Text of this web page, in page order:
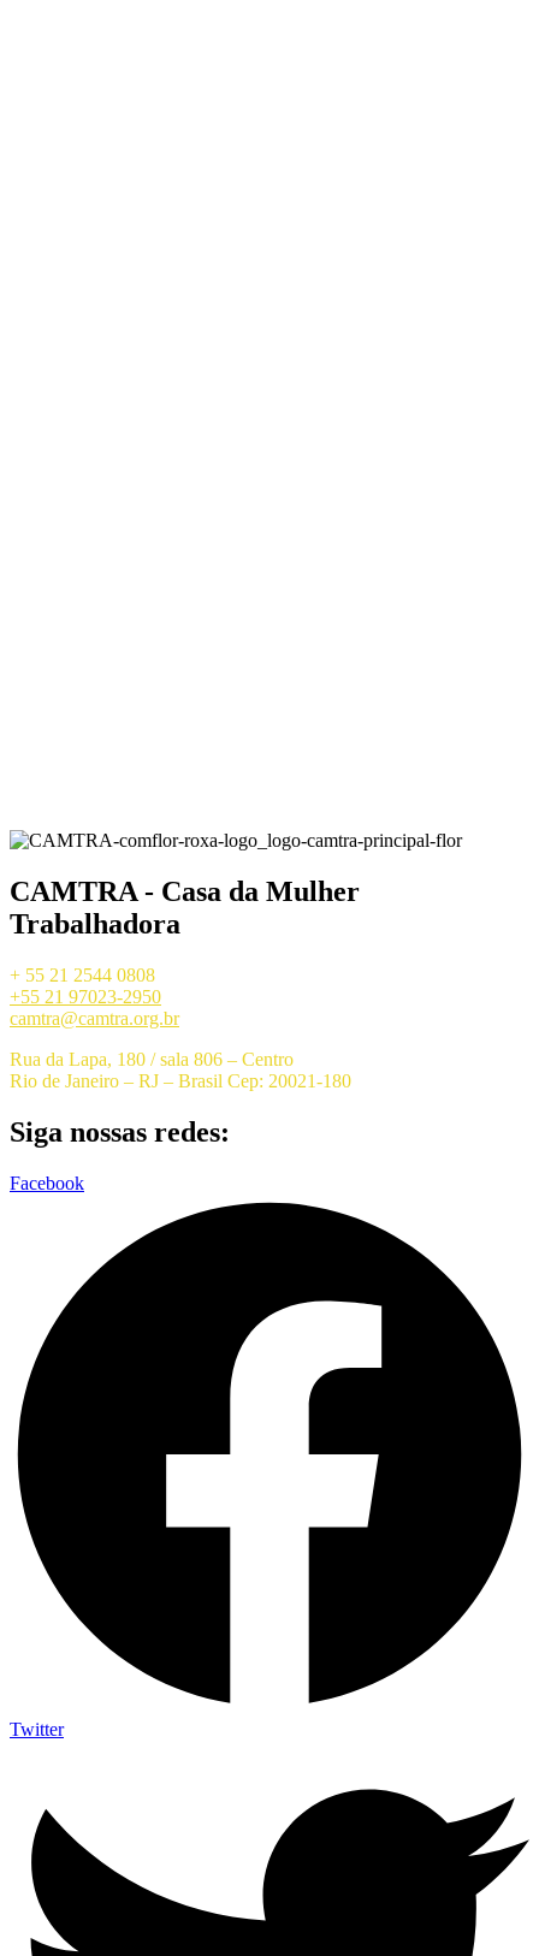
CAMTRA - Casa da Mulher
Trabalhadora
+ 55 21 2544 0808
+55 21 97023-2950
camtra@camtra.org.br
Rua da Lapa, 180 / sala 806 – Centro
Rio de Janeiro – RJ – Brasil Cep: 20021-180
Siga nossas redes:
Facebook
Twitter